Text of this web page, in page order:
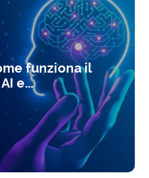
funziona il
e...